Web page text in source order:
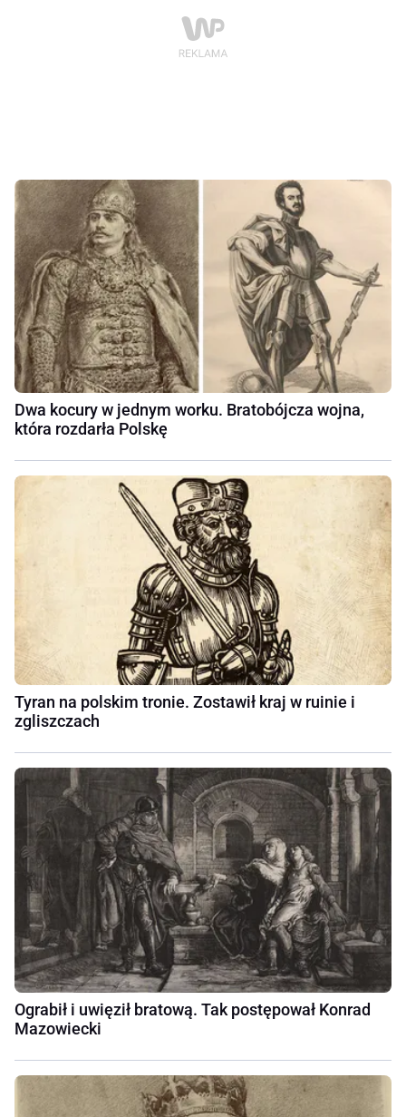
Dwa kocury w jednym worku. Bratobójcza wojna,
która rozdarła Polskę
Tyran na polskim tronie. Zostawił kraj w ruinie i
zgliszczach
Ograbił i uwięził bratową. Tak postępował Konrad
Mazowiecki